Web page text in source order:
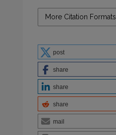
More Citation Formats
post
share
share
share
mail